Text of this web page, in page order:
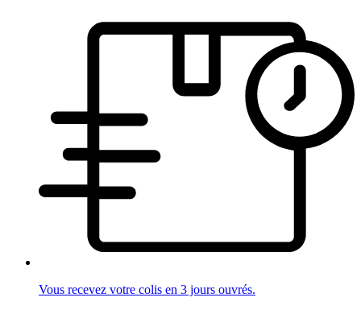
Vous recevez votre colis en 3 jours ouvrés.